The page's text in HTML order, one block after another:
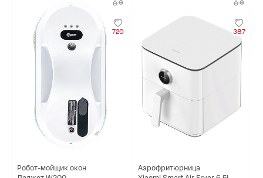
720
Робот-мойщик окон
387
Аэрофритюрница